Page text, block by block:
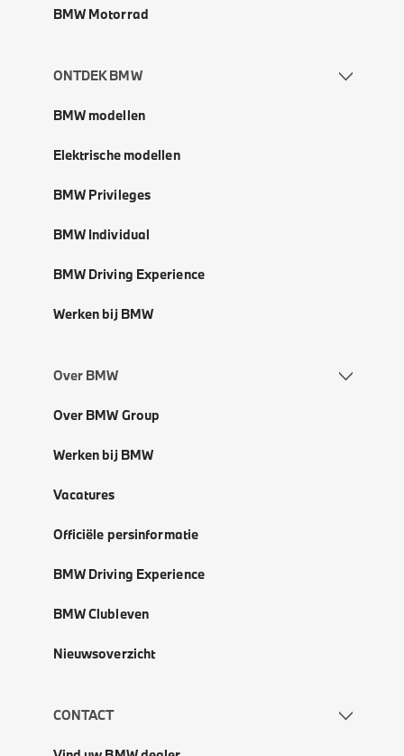
BMW Motorrad
ONTDEK BMW
BMW modellen
Elektrische modellen
BMW Privileges
BMW Individual
BMW Driving Experience
Werken bij BMW
Over BMW
Over BMW Group
Werken bij BMW
Vacatures
Officiële persinformatie
BMW Driving Experience
BMW Clubleven
Nieuwsoverzicht
CONTACT